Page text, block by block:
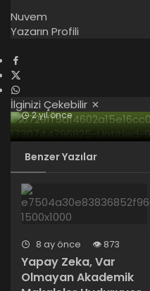
Nuvem
Yazarın Profili
İlginizi Çekebilir
2 yıl önce
Jeff Bezos ve
Intelligence’a 2,4
üzerinden yatırım
Benzer Yazılar
8 ay önce 873
Yapay Zeka, Var
Olmayan Akademik